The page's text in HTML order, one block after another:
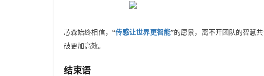
芯森始终相信， “传感让世界更智能”的愿景，离不开团队的智慧共
破更加高效。
结束语